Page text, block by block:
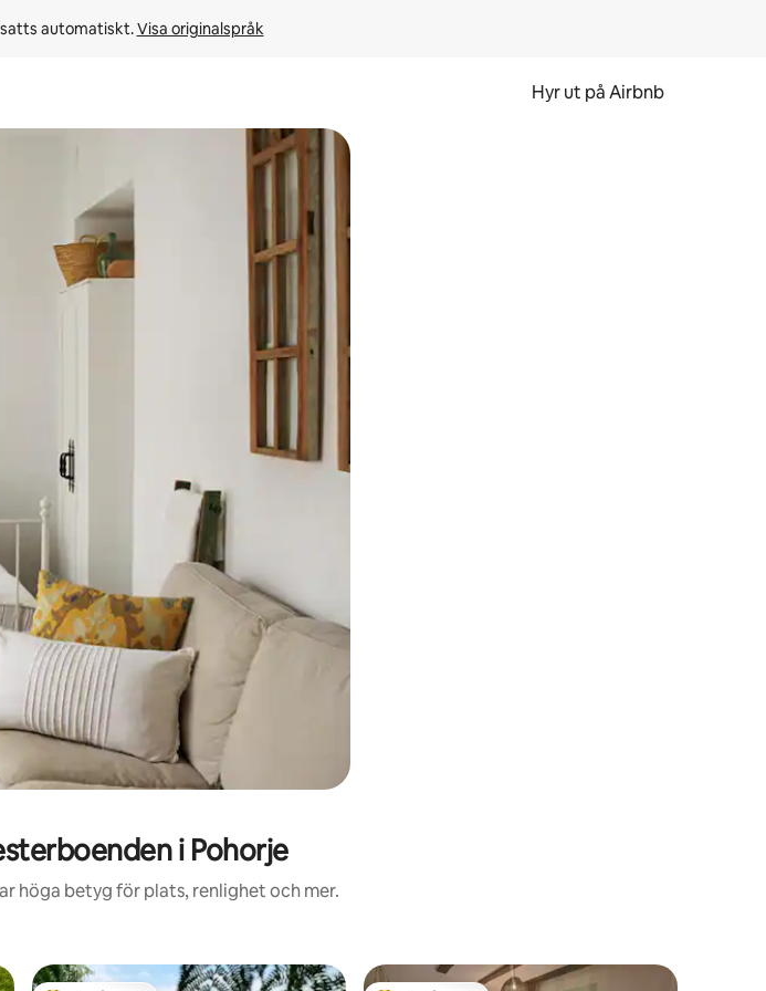
automatiskt. Visa originalspråk
Hyr ut på Airbnb
genom att trycka eller svepa.
i Pohorje
höga betyg för plats, renlighet och mer.